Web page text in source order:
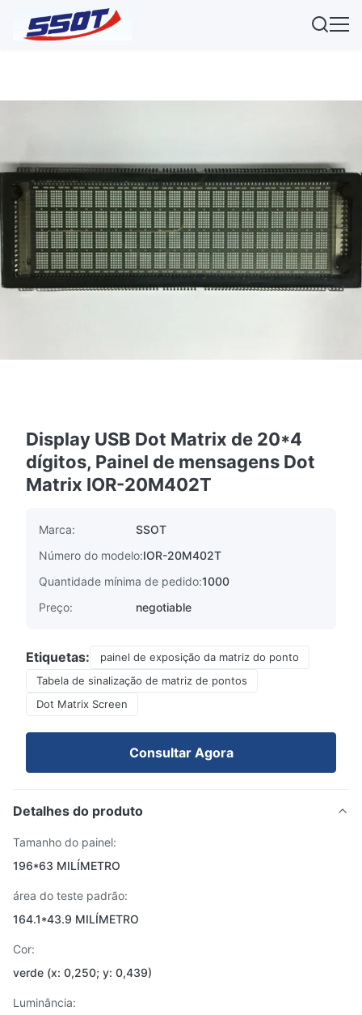
Display USB Dot Matrix de 20*4
dígitos, Painel de mensagens Dot
Matrix IOR-20M402T
Marca:
SSOT
Número do modelo:IOR-20M402T
Quantidade mínima de pedido:1000
Preço:
negotiable
Etiquetas:
painel de exposição da matriz do ponto
Tabela de sinalização de matriz de pontos
Dot Matrix Screen
Consultar Agora
Detalhes do produto
Tamanho do painel:
196*63 MILÍMETRO
área do teste padrão:
164.1*43.9 MILÍMETRO
Cor:
verde (x: 0,250; y: 0,439)
Luminância: